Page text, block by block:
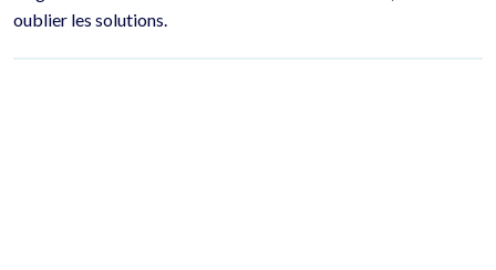
oublier les solutions.